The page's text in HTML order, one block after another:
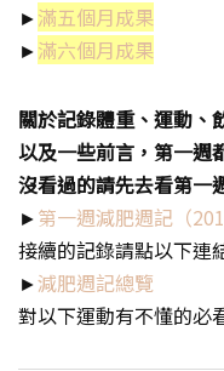
►滿五個月成果
►滿六個月成果
關於記錄體重、運動、
以及一些前言，第一週
沒看過的請先去看第一
►第一週減肥週記（
接續的記錄請點以下連
►減肥週記總覽
對以下運動有不懂的必